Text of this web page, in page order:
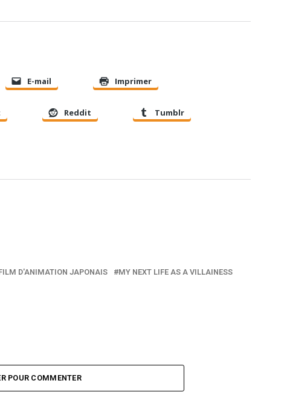
E-mail Imprimer
Reddit Tumblr
D'ANIMATION JAPONAIS
MY NEXT LIFE AS A VILLAINESS
POUR COMMENTER